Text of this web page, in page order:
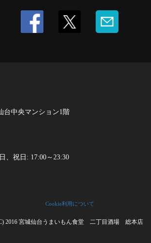
台中央マンション1階
、祝日: 17:00～23:30
Cookie利用について
2016 宮城仙台うまいもん食堂 二丁目酒場 総本店